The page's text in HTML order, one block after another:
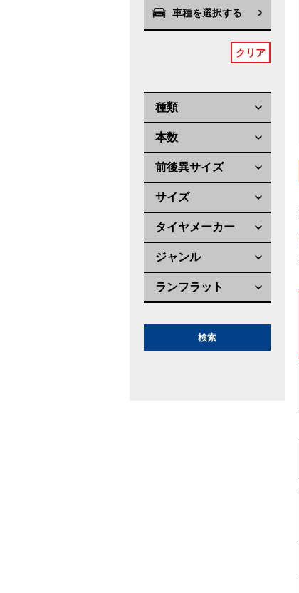
車種を選択する
クリア
種類
本数
前後異サイズ
サイズ
タイヤメーカー
ジャンル
ランフラット
検索